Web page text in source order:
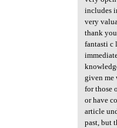
includes
very
thank
fantasti c
given me
for those
or have
article
past, but